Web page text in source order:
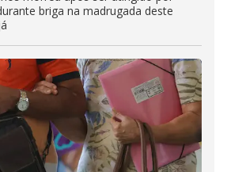
briga na madrugada deste